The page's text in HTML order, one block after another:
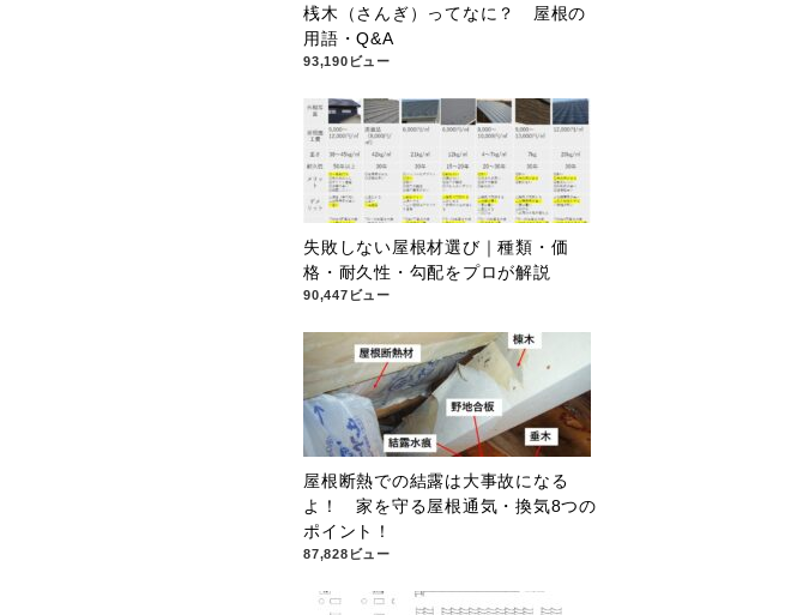
桟木（さんぎ）ってなに？ 屋根の
用語・Q&A
93,190ビュー
失敗しない屋根材選び｜種類・価
格・耐久性・勾配をプロが解説
90,447ビュー
屋根断熱での結露は大事故になる
よ！ 家を守る屋根通気・換気8つの
ポイント！
87,828ビュー